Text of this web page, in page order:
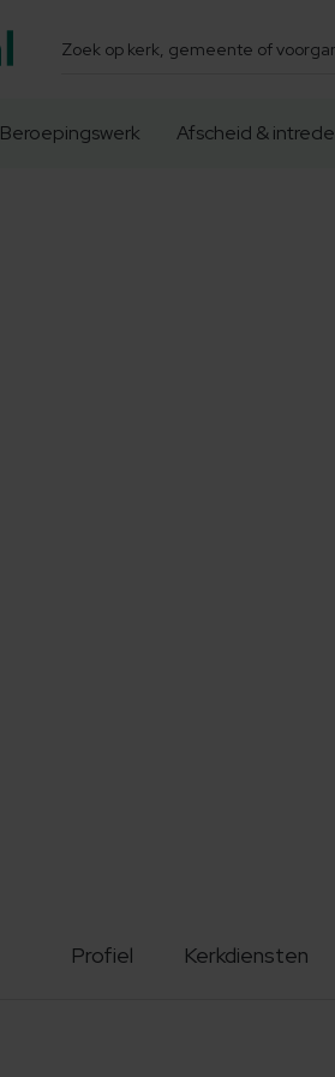
Zoeken
Beroepingswerk Afscheid & intrede
Profiel Kerkdiensten